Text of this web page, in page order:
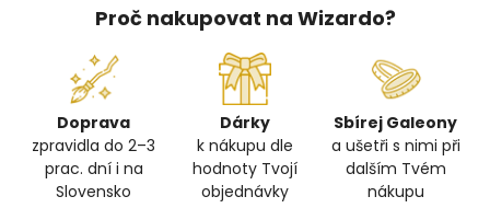
Proč nakupovat na Wizardo?
Doprava
zpravidla do 2–3
prac. dní i na
Slovensko
Dárky
k nákupu dle
hodnoty Tvojí
objednávky
Sbírej Galeony
a ušetři s nimi při
dalším Tvém
nákupu